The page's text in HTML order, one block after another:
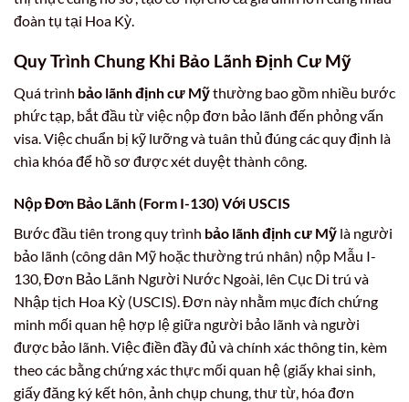
đoàn tụ tại Hoa Kỳ.
Quy Trình Chung Khi Bảo Lãnh Định Cư Mỹ
Quá trình bảo lãnh định cư Mỹthường bao gồm nhiều bước
phức tạp, bắt đầu từ việc nộp đơn bảo lãnh đến phỏng vấn
visa. Việc chuẩn bị kỹ lưỡng và tuân thủ đúng các quy định là
chìa khóa để hồ sơ được xét duyệt thành công.
Nộp Đơn Bảo Lãnh (Form I-130) Với USCIS
Bước đầu tiên trong quy trình bảo lãnh định cư Mỹ là người
bảo lãnh (công dân Mỹ hoặc thường trú nhân) nộp Mẫu I-
130, Đơn Bảo Lãnh Người Nước Ngoài, lên Cục Di trú và
Nhập tịch Hoa Kỳ (USCIS). Đơn này nhằm mục đích chứng
minh mối quan hệ hợp lệ giữa người bảo lãnh và người
được bảo lãnh. Việc điền đầy đủ và chính xác thông tin, kèm
theo các bằng chứng xác thực mối quan hệ (giấy khai sinh,
giấy đăng ký kết hôn, ảnh chụp chung, thư từ, hóa đơn